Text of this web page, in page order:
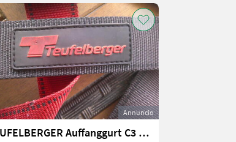
Annuncio
TEUFELBERGER Auffanggurt C3 Rapid TB EN, Bj. 2023